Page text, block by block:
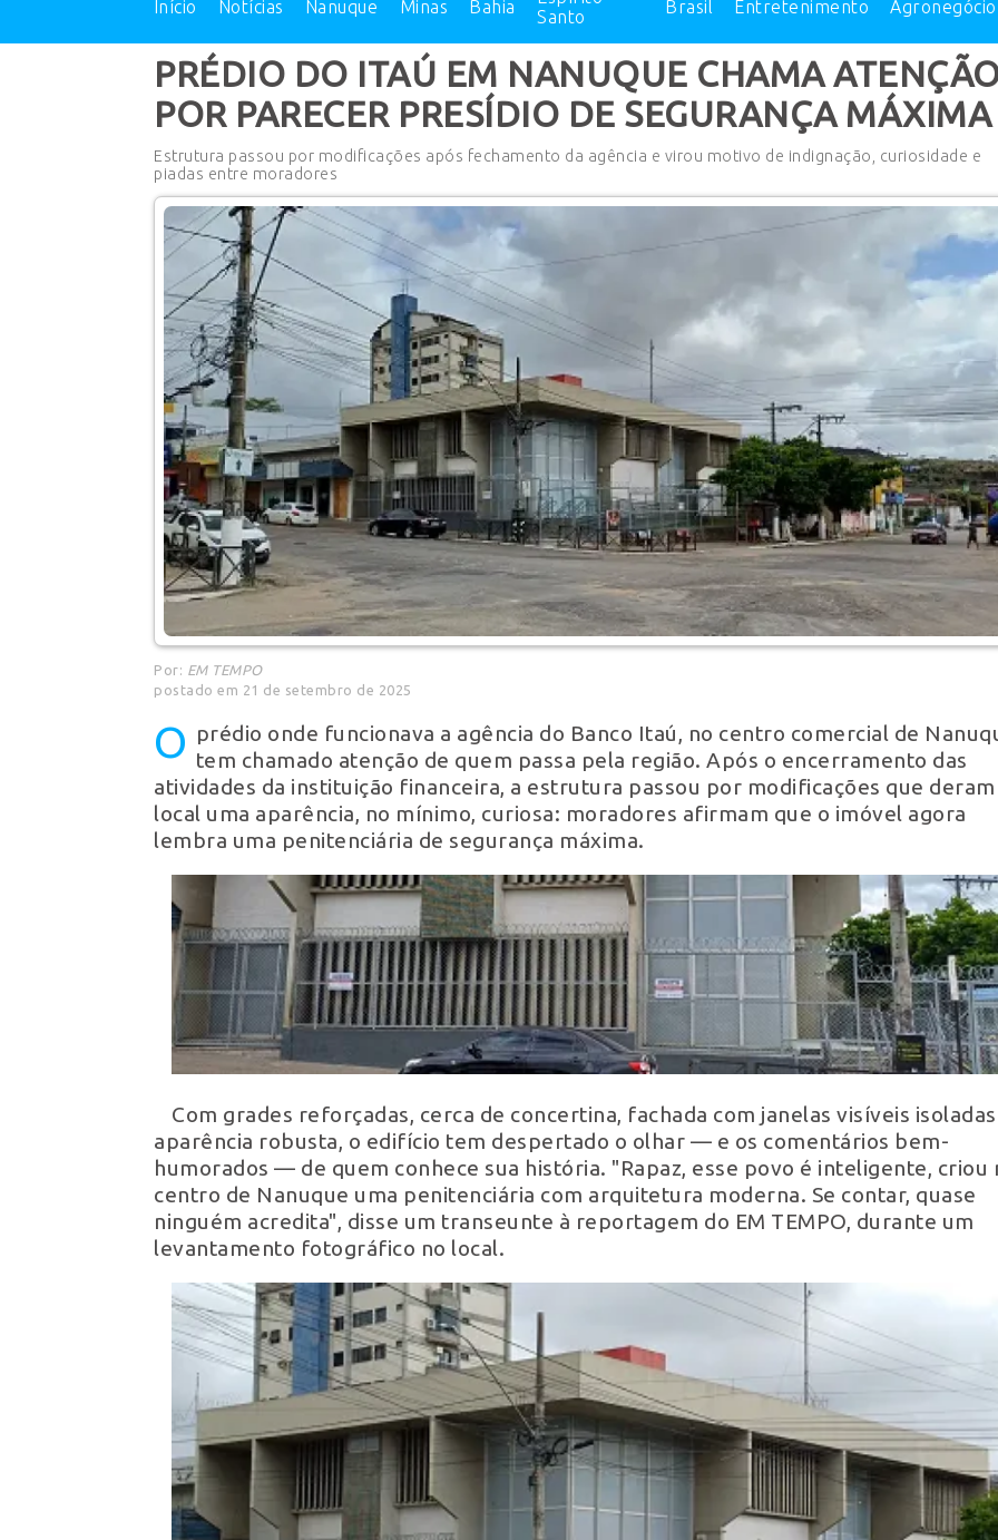
Início Notícias Nanuque Minas Bahia
Santo
Brasil Entretenimento Agronegócio
PRÉDIO DO ITAÚ EM NANUQUE CHAMA
POR PARECER PRESÍDIO DE SEGURANÇA MÁXIMA
Estrutura passou por modificações após fechamento da agência e virou motivo de indignação, curiosidade e
piadas entre moradores
Por: EM TEMPO
postado em 21 de setembro de 2025
O prédio onde funcionava a agência do Banco Itaú, no centro comercial de
tem chamado atenção de quem passa pela região. Após o encerramento das
atividades da instituição financeira, a estrutura passou por modificações que deram
local uma aparência, no mínimo, curiosa: moradores afirmam que o imóvel agora
lembra uma penitenciária de segurança máxima.
Com grades reforçadas, cerca de concertina, fachada com janelas visíveis
aparência robusta, o edifício tem despertado o olhar — e os comentários bem-
humorados — de quem conhece sua história. "Rapaz, esse povo é inteligente, criou
centro de Nanuque uma penitenciária com arquitetura moderna. Se contar, quase
ninguém acredita", disse um transeunte à reportagem do EM TEMPO, durante um
levantamento fotográfico no local.